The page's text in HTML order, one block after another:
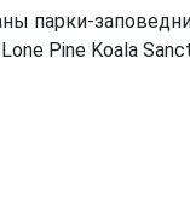
парки-
Pine Koala